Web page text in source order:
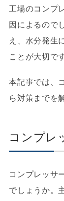
工場のコンプ
因によるので
え、水分発生
ことが大切で
本記事では、
ら対策までを
コンプレ
コンプレッサ
でしょうか。